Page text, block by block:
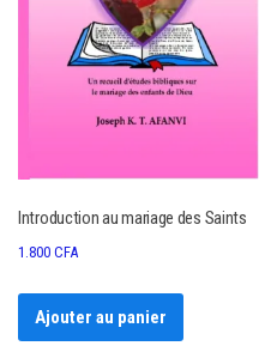
Introduction au mariage des Saints
1.800 CFA
Ajouter au panier